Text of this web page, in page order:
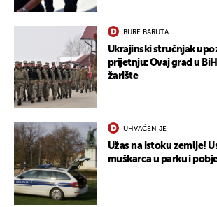
BURE BARUTA
Ukrajinski stručnjak
prijetnju: Ovaj grad u
žarište
UHVAĆEN JE
Užas na istoku zemlje!
muškarca u parku i